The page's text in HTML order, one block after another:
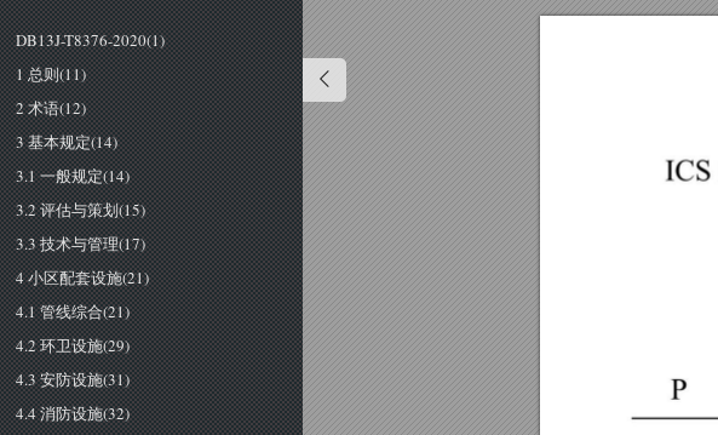
DB13J-T8376-2020(1)
1 总则(11)
2 术语(12)
3 基本规定(14)
3.1 一般规定(14)
3.2 评估与策划(15)
3.3 技术与管理(17)
4 小区配套设施(21)
4.1 管线综合(21)
4.2 环卫设施(29)
4.3 安防设施(31)
4.4 消防设施(32)
ＩＣＳ
Ｐ